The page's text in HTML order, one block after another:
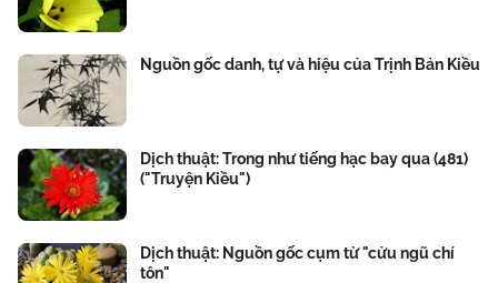
Nguồn gốc danh, tự và hiệu của Trịnh Bản Kiều
Dịch thuật: Trong như tiếng hạc bay qua (481)
("Truyện Kiều")
Dịch thuật: Nguồn gốc cụm từ "cửu ngũ chí
tôn"